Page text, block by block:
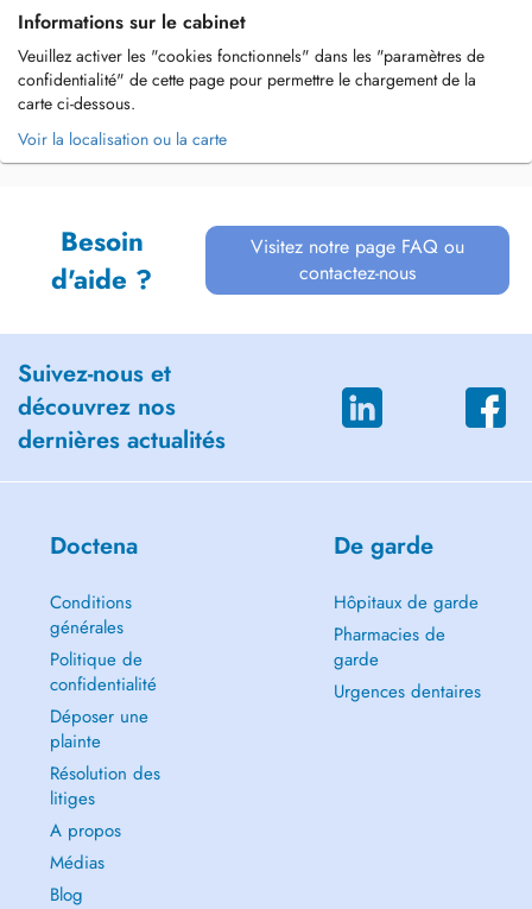
Informations sur le cabinet
Veuillez activer les "cookies fonctionnels" dans les "paramètres de
confidentialité" de cette page pour permettre le chargement de la
carte ci-dessous.
Voir la localisation ou la carte
Besoin
d'aide ?
Visitez notre page FAQ ou
contactez-nous
Suivez-nous et
découvrez nos
dernières actualités
Doctena
Conditions
générales
Politique de
confidentialité
Déposer une
plainte
Résolution des
litiges
A propos
Médias
Blog
De garde
Hôpitaux de garde
Pharmacies de
garde
Urgences dentaires